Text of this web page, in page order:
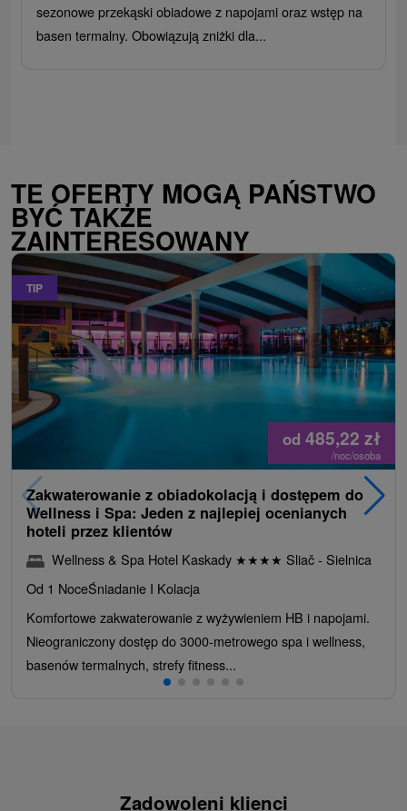
sezonowe przekąski obiadowe z napojami oraz wstęp na
basen termalny. Obowiązują zniżki dla...
TE OFERTY MOGĄ PAŃSTWO
BYĆ TAKŻE
ZAINTERESOWANY
TIP
od 485,22 zł
/noc/osoba
Zakwaterowanie z obiadokolacją i dostępem do
Wellness i Spa: Jeden z najlepiej ocenianych
hoteli przez klientów
Wellness & Spa Hotel Kaskady ★★★★ Sliač - Sielnica
Od 1 NoceŚniadanie I Kolacja
Komfortowe zakwaterowanie z wyżywieniem HB i napojami.
Nieograniczony dostęp do 3000-metrowego spa i wellness,
basenów termalnych, strefy fitness...
Zadowoleni klienci